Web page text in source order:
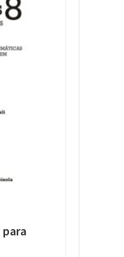
para